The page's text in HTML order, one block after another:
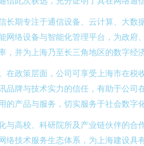
长期专注于通信设备、云计算、大
网络设备与智能化管理平台，为政
并为上海乃至长三角地区的数字经
在政策层面，公司可享受上海市在
牌与技术实力的信任，有助于公
产品与服务，切实服务于社会数字化
与高校、科研院所及产业链伙伴的
技术服务生态体系，为上海建设具